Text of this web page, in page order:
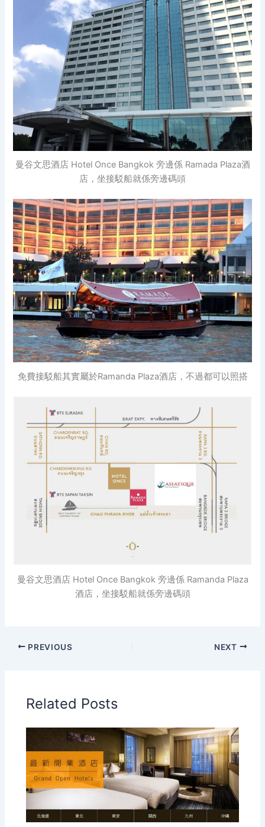
曼谷文思酒店 Hotel Once Bangkok 旁邊係 Ramada Plaza酒
店，坐接駁船就係旁邊碼頭
免費接駁船其實屬於Ramanda Plaza酒店，不過都可以照搭
曼谷文思酒店 Hotel Once Bangkok 旁邊係 Ramanda Plaza
酒店，坐接駁船就係旁邊碼頭
PREVIOUS NEXT
Related Posts